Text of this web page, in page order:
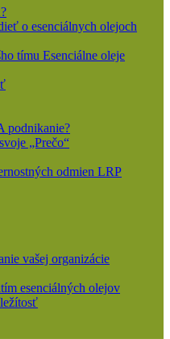
o esenciálnych olejoch
tímu Esenciálne oleje
podnikanie?
„Prečo“
odmien LRP
vašej organizácie
esenciálných olejov